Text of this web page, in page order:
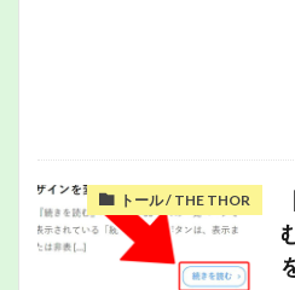
トール / THE THOR